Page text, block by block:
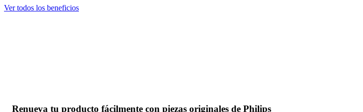
Ver todos los beneficios
Renueva tu producto fácilmente con piezas originales de Philips